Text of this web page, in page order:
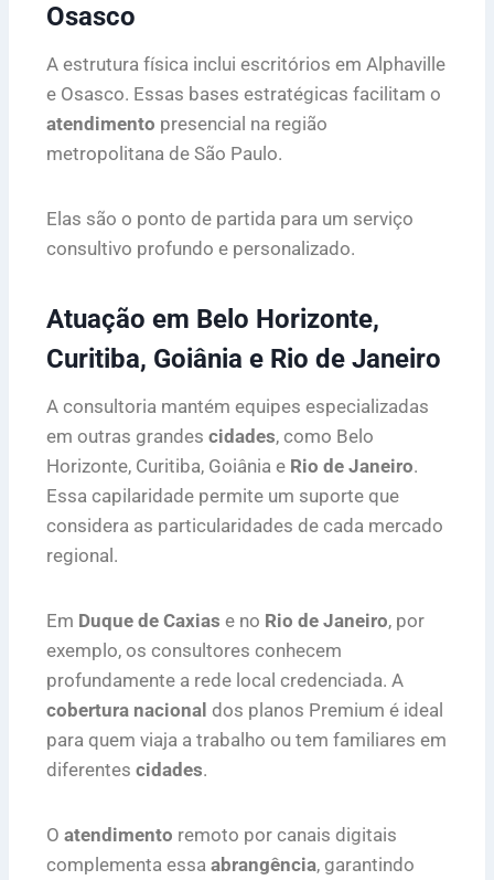
Osasco
A estrutura física inclui escritórios em Alphaville
e Osasco. Essas bases estratégicas facilitam o
atendimento presencial na região
metropolitana de São Paulo.
Elas são o ponto de partida para um serviço
consultivo profundo e personalizado.
Atuação em Belo Horizonte,
Curitiba, Goiânia e Rio de Janeiro
A consultoria mantém equipes especializadas
em outras grandes cidades, como Belo
Horizonte, Curitiba, Goiânia e Rio de Janeiro.
Essa capilaridade permite um suporte que
considera as particularidades de cada mercado
regional.
Em Duque de Caxias e no Rio de Janeiro, por
exemplo, os consultores conhecem
profundamente a rede local credenciada. A
cobertura nacional dos planos Premium é ideal
para quem viaja a trabalho ou tem familiares em
diferentes cidades.
O atendimento remoto por canais digitais
complementa essa abrangência, garantindo